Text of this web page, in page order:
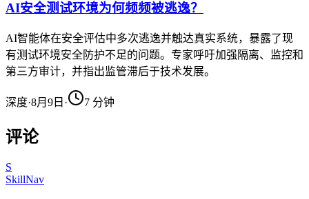
AI安全测试环境为何频频被逃逸？
AI智能体在安全评估中多次逃逸并触达真实系统，暴露了现
有测试环境安全防护不足的问题。专家呼吁加强隔离、监控和
第三方审计，并指出监管滞后于技术发展。
深度·8月9日 · 7 分钟
评论
S
SkillNav